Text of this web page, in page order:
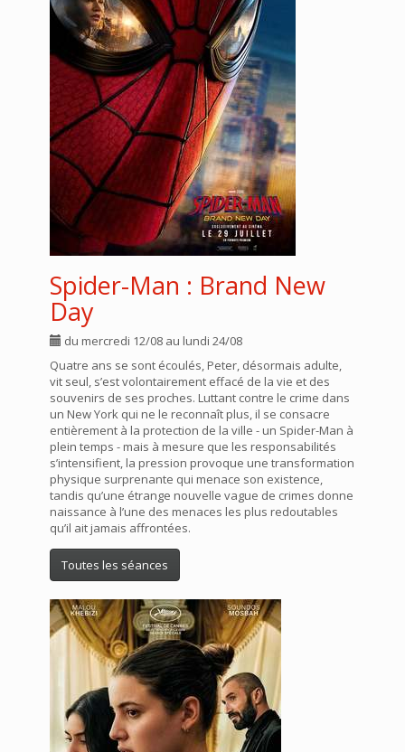
Spider-Man : Brand New
Day
du mercredi 12/08 au lundi 24/08
Quatre ans se sont écoulés, Peter, désormais adulte,
vit seul, s’est volontairement effacé de la vie et des
souvenirs de ses proches. Luttant contre le crime dans
un New York qui ne le reconnaît plus, il se consacre
entièrement à la protection de la ville - un Spider-Man à
plein temps - mais à mesure que les responsabilités
s’intensifient, la pression provoque une transformation
physique surprenante qui menace son existence,
tandis qu’une étrange nouvelle vague de crimes donne
naissance à l’une des menaces les plus redoutables
qu’il ait jamais affrontées.
Toutes les séances